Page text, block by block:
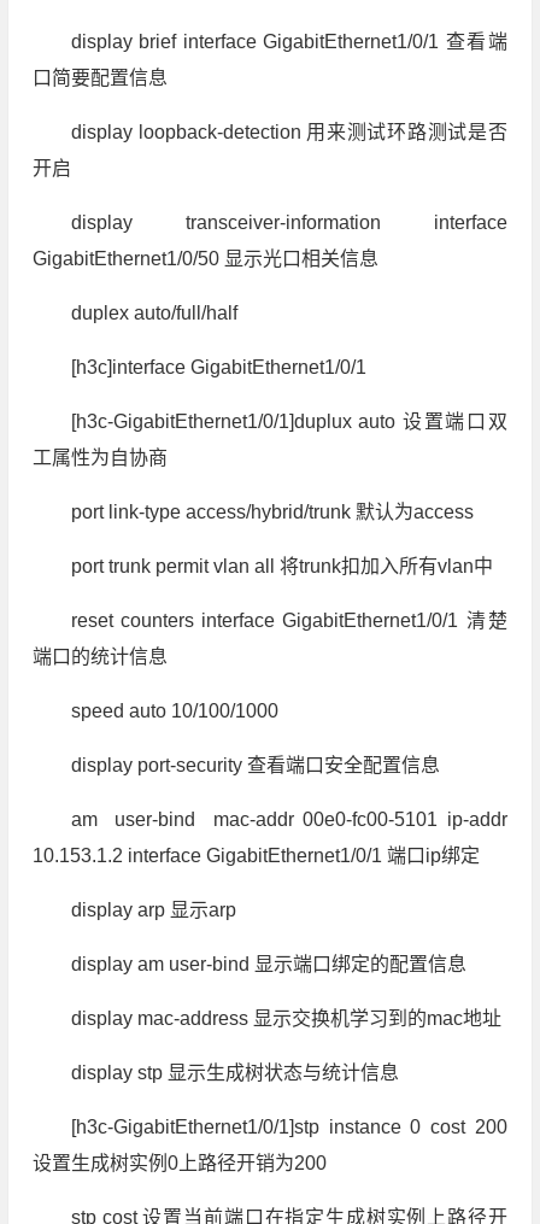
display brief interface GigabitEthernet1/0/1 查看端
口简要配置信息
display loopback-detection 用来测试环路测试是否
开启
display transceiver-information interface
GigabitEthernet1/0/50 显示光口相关信息
duplex auto/full/half
[h3c]interface GigabitEthernet1/0/1
[h3c-GigabitEthernet1/0/1]duplux auto 设置端口双
工属性为自协商
port link-type access/hybrid/trunk 默认为access
port trunk permit vlan all 将trunk扣加入所有vlan中
reset counters interface GigabitEthernet1/0/1 清楚
端口的统计信息
speed auto 10/100/1000
display port-security 查看端口安全配置信息
am user-bind mac-addr 00e0-fc00-5101 ip-addr
10.153.1.2 interface GigabitEthernet1/0/1 端口ip绑定
display arp 显示arp
display am user-bind 显示端口绑定的配置信息
display mac-address 显示交换机学习到的mac地址
display stp 显示生成树状态与统计信息
[h3c-GigabitEthernet1/0/1]stp instance 0 cost 200
设置生成树实例0上路径开销为200
stp cost 设置当前端口在指定生成树实例上路径开